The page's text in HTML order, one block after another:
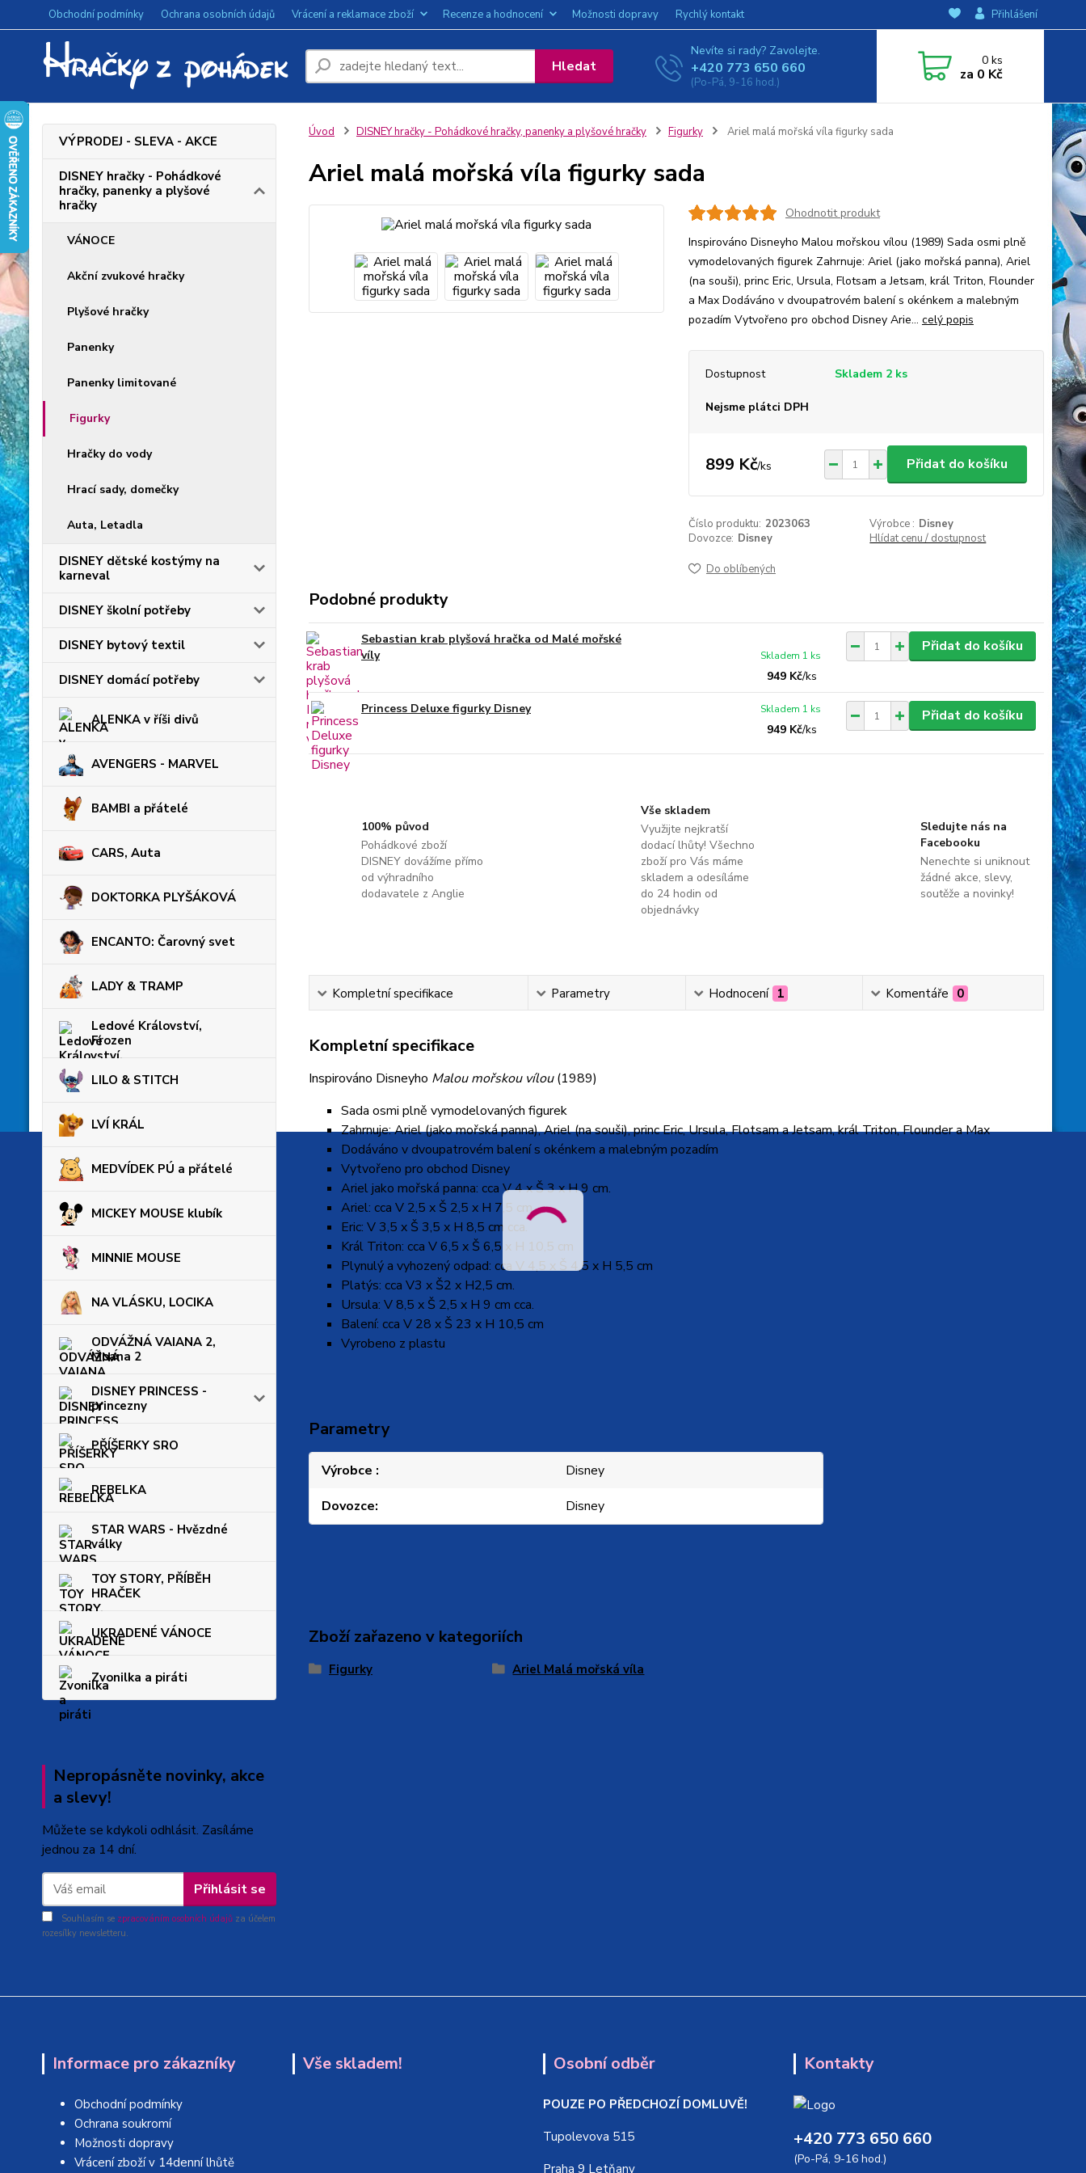
Obchodní podmínky Ochrana osobních údajů Vrácení a reklamace zboží Recenze a hodnocení Možnosti dopravy Rychlý kontakt Přihlášení
Hledat
Nevíte si rady? Zavolejte.
+420 773 650 660
(Po-Pá, 9-16 hod.)
0ks
za 0 Kč
VÝPRODEJ - SLEVA - AKCE
DISNEY hračky - Pohádkové
hračky, panenky a plyšové
hračky
VÁNOCE
Akční zvukové hračky
Plyšové hračky
Panenky
Panenky limitované
Figurky
Hračky do vody
Hrací sady, domečky
Auta, Letadla
DISNEY dětské kostýmy na
karneval
DISNEY školní potřeby
DISNEY bytový textil
DISNEY domácí potřeby
ALENKA v říši divů
AVENGERS - MARVEL
BAMBI a přátelé
CARS, Auta
DOKTORKA PLYŠÁKOVÁ
ENCANTO: Čarovný svet
LADY & TRAMP
Ledové Království,
Frozen
LILO & STITCH
LVÍ KRÁL
MEDVÍDEK PÚ a přátelé
MICKEY MOUSE klubík
MINNIE MOUSE
NA VLÁSKU, LOCIKA
ODVÁŽNÁ VAIANA 2,
Moana 2
DISNEY PRINCESS -
princezny
PŘÍŠERKY SRO
REBELKA
STAR WARS - Hvězdné
války
TOY STORY, PŘÍBĚH
HRAČEK
UKRADENÉ VÁNOCE
Zvonilka a piráti
Nepropásněte novinky, akce
a slevy!
Můžete se kdykoli odhlásit. Zasíláme
jednou za 14 dní.
Přihlásit se
Souhlasím se zpracováním osobních údajů za účelem
rozesílky newsletteru.
Úvod DISNEY hračky - Pohádkové hračky, panenky a plyšové hračky Figurky Ariel malá mořská víla figurky sada
Ariel malá mořská víla figurky sada
Ohodnotit produkt
Inspirováno Disneyho Malou mořskou vílou (1989) Sada osmi plně
vymodelovaných figurek Zahrnuje: Ariel (jako mořská panna), Ariel
(na souši), princ Eric, Ursula, Flotsam a Jetsam, král Triton, Flounder
a Max Dodáváno v dvoupatrovém balení s okénkem a malebným
pozadím Vytvořeno pro obchod Disney Arie... celý popis
Dostupnost Skladem 2 ks
Nejsme plátci DPH
899 Kč/ks Přidat do košíku
Číslo produktu: 2023063 Výrobce : Disney
Dovozce: Disney Hlídat cenu / dostupnost
Do oblíbených
Podobné produkty
Sebastian krab plyšová hračka od Malé mořské
víly
949 Kč/ks
Skladem 1 ks
Přidat do košíku
Princess Deluxe figurky Disney
949 Kč/ks
Skladem 1 ks Přidat do košíku
100% původ
Pohádkové zboží
DISNEY dovážíme přímo
od výhradního
dodavatele z Anglie
Vše skladem
Využijte nejkratší
dodací lhůty! Všechno
zboží pro Vás máme
skladem a odesíláme
do 24 hodin od
objednávky
Sledujte nás na
Facebooku
Nenechte si uniknout
žádné akce, slevy,
soutěže a novinky!
Kompletní specifikace Parametry Hodnocení 1 Komentáře 0
Kompletní specifikace
Inspirováno Disneyho Malou mořskou vílou(1989)
Sada osmi plně vymodelovaných figurek
Zahrnuje: Ariel (jako mořská panna), Ariel (na souši), princ Eric, Ursula, Flotsam a Jetsam, král Triton, Flounder a Max
Dodáváno v dvoupatrovém balení s okénkem a malebným pozadím
Vytvořeno pro obchod Disney
Ariel jako mořská panna: cca V 4 x Š 3 x H 9 cm.
Ariel: cca V 2,5 x Š 2,5 x H 7,5 cm.
Eric: V 3,5 x Š 3,5 x H 8,5 cm cca.
Král Triton: cca V 6,5 x Š 6,5 x H 10,5 cm
Plynulý a vyhozený odpad: cca V 4,5 x Š 4,5 x H 5,5 cm
Platýs: cca V3 x Š2 x H2,5 cm.
Ursula: V 8,5 x Š 2,5 x H 9 cm cca.
Balení: cca V 28 x Š 23 x H 10,5 cm
Vyrobeno z plastu
Parametry
Výrobce
Disney
Dovozce
Disney
Zboží zařazeno v kategoriích
Figurky Ariel Malá mořská víla
Informace pro zákazníky
Obchodní podmínky
Ochrana soukromí
Možnosti dopravy
Vrácení zboží v 14denní lhůtě
Vše skladem! Osobní odběr
POUZE PO PŘEDCHOZÍ DOMLUVĚ!
Tupolevova 515
Praha 9 Letňany
Kontakty
+420 773 650 660
(Po-Pá, 9-16 hod.)